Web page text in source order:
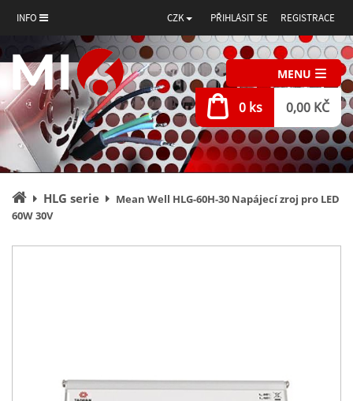
INFO CZK PŘIHLÁSIT SE REGISTRACE
MENU
0 ks 0,00 KČ
Úvodní
stránka
HLG serie
Mean Well HLG-60H-30 Napájecí zroj pro LED
60W 30V